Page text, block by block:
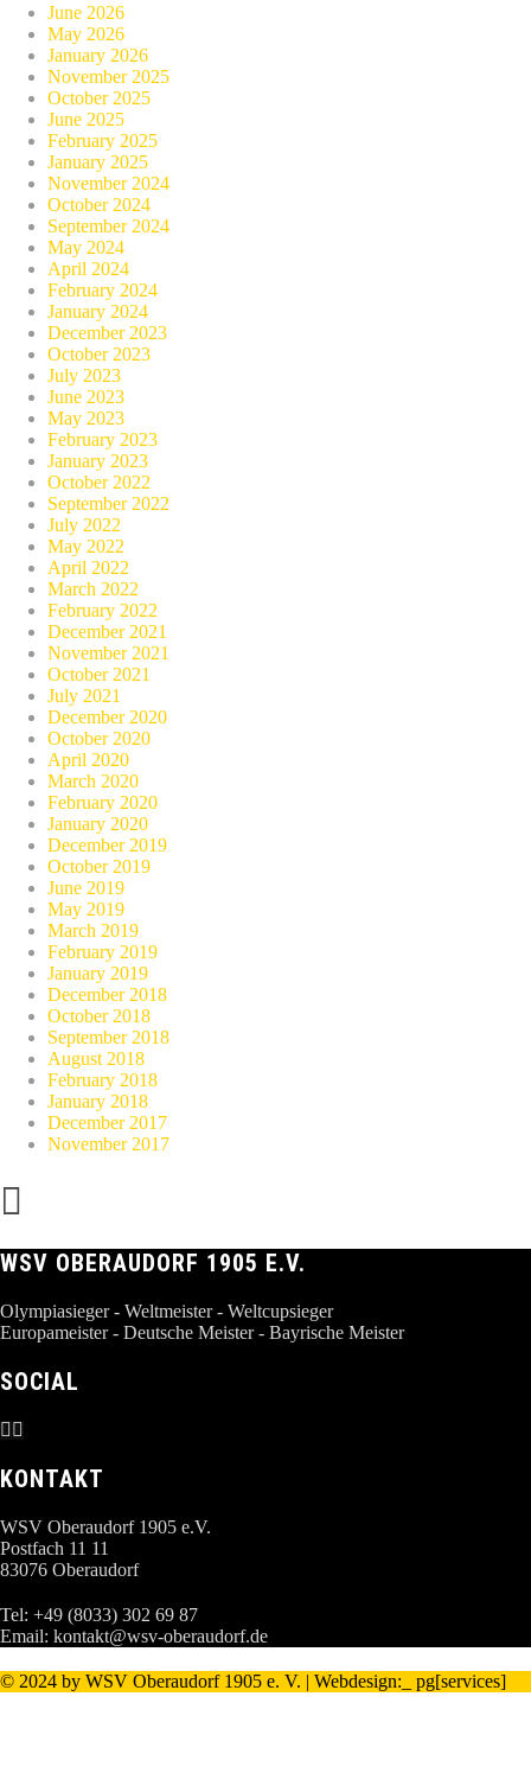
June 2026
May 2026
January 2026
November 2025
October 2025
June 2025
February 2025
January 2025
November 2024
October 2024
September 2024
May 2024
April 2024
February 2024
January 2024
December 2023
October 2023
July 2023
June 2023
May 2023
February 2023
January 2023
October 2022
September 2022
July 2022
May 2022
April 2022
March 2022
February 2022
December 2021
November 2021
October 2021
July 2021
December 2020
October 2020
April 2020
March 2020
February 2020
January 2020
December 2019
October 2019
June 2019
May 2019
March 2019
February 2019
January 2019
December 2018
October 2018
September 2018
August 2018
February 2018
January 2018
December 2017
November 2017
WSV OBERAUDORF 1905 E.V.
Olympiasieger - Weltmeister - Weltcupsieger
Europameister - Deutsche Meister - Bayrische Meister
SOCIAL
KONTAKT
WSV Oberaudorf 1905 e.V.
Postfach 11 11
83076 Oberaudorf
Tel: +49 (8033) 302 69 87
Email: kontakt@wsv-oberaudorf.de
© 2024 by WSV Oberaudorf 1905 e. V. | Webdesign: _ pg[services]